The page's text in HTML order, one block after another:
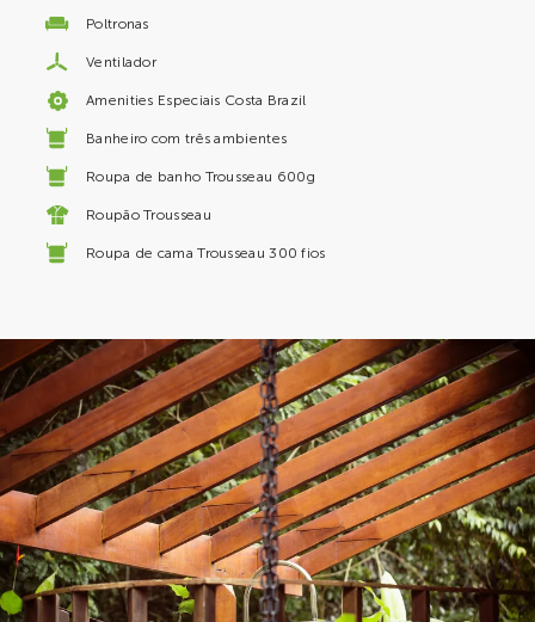
Poltronas
Ventilador
Amenities Especiais Costa Brazil
Banheiro com três ambientes
Roupa de banho Trousseau 600g
Roupão Trousseau
Roupa de cama Trousseau 300 fios